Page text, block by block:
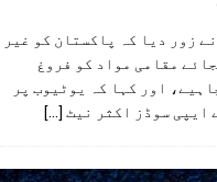
زور دیا کہ پاکستان کو غیر
مقامی مواد کو فروغ
اور کہا کہ یوٹیوب پر
ایپی سوڈز اکثر نیٹ [...]